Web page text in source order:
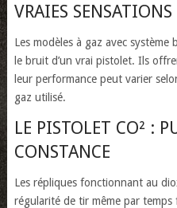
VRAIES SENSATIONS
Les modèles à gaz avec
le bruit d’un vrai pistolet. Ils
leur performance peut varier
gaz utilisé.
LE PISTOLET CO² :
CONSTANCE
Les répliques fonctionnant au
régularité de tir même par